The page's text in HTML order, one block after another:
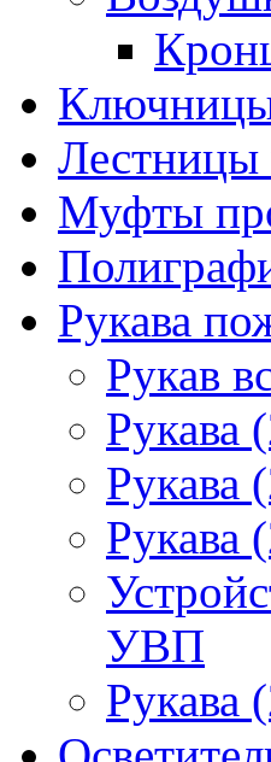
Муфты
Рукава
Рукав
Рукава
Рукава
Рукава
УВП
Рукава